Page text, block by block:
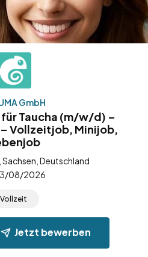
GmbH
Taucha (m/w/d) –
Vollzeitjob, Minijob,
Deutschland
08/2026
Vollzeit
Jetzt bewerben